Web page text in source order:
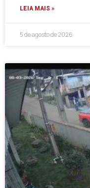
LEIA MAIS »
5 de agosto de 2026